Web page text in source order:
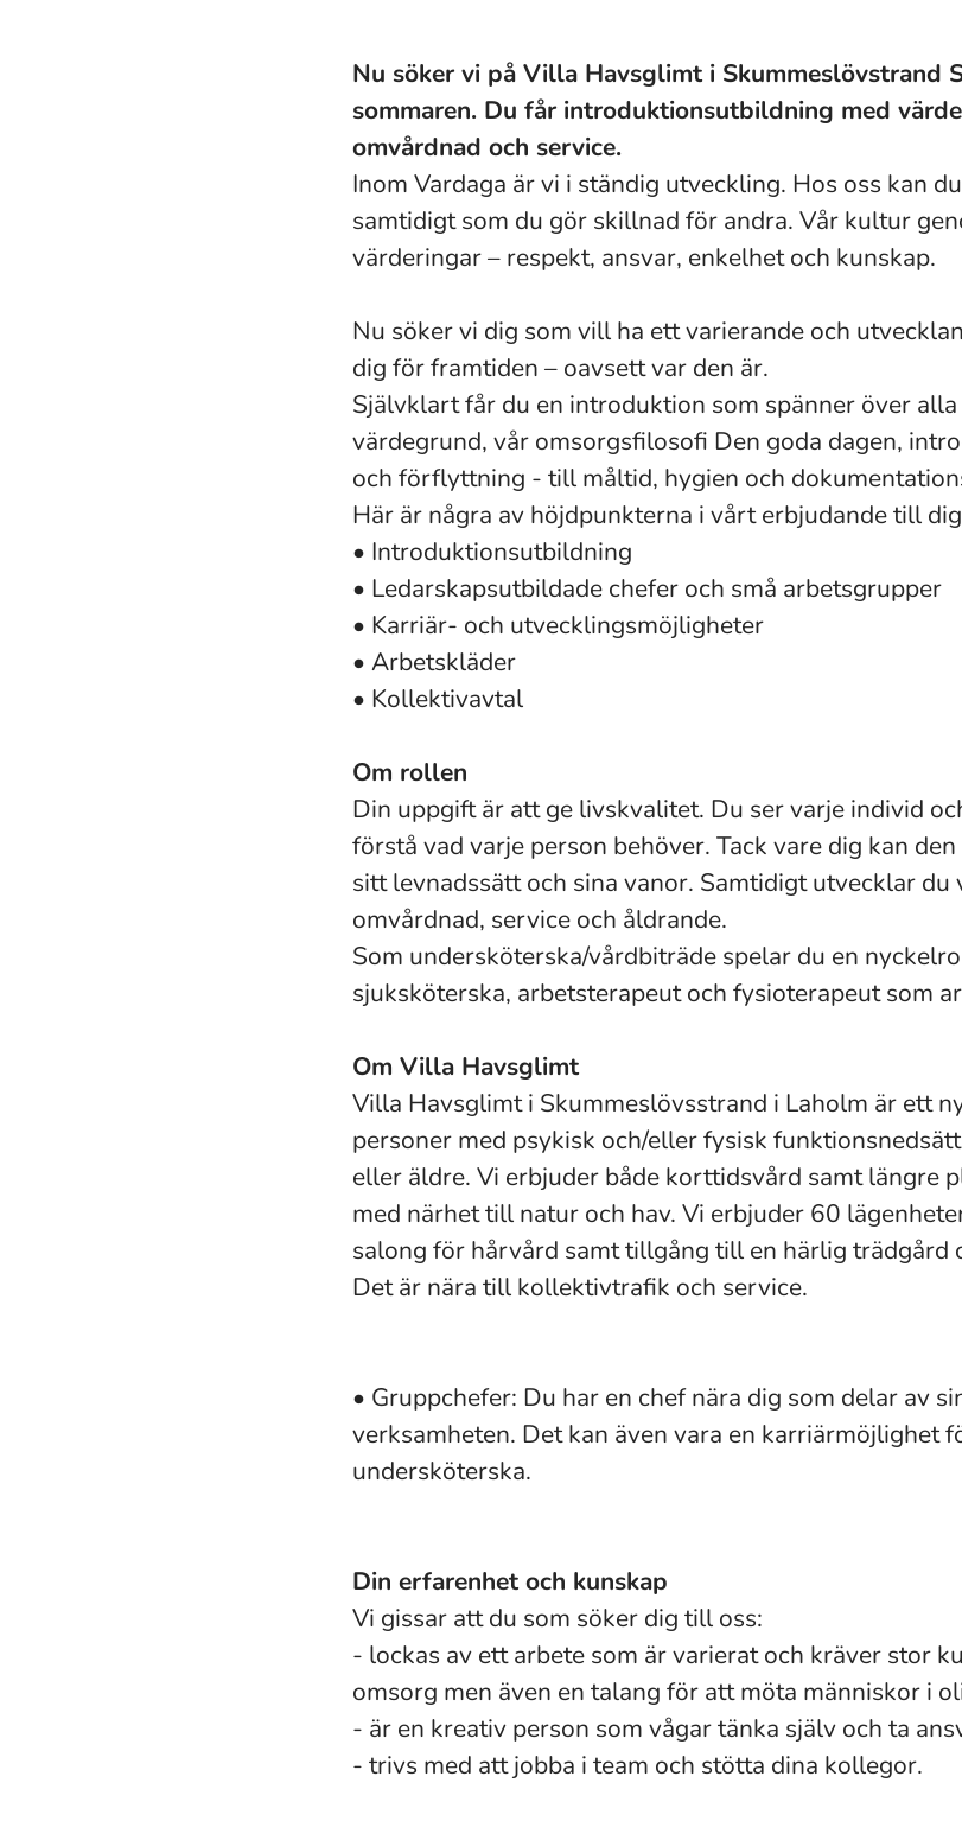
Nu söker vi på Villa Havsglimt i Skummeslövstrand
sommaren. Du får introduktionsutbildning med
omvårdnad och service.
Inom Vardaga är vi i ständig utveckling. Hos oss kan
samtidigt som du gör skillnad för andra. Vår kultur
värderingar – respekt, ansvar, enkelhet och kunskap.
Nu söker vi dig som vill ha ett varierande och
dig för framtiden – oavsett var den är.
Självklart får du en introduktion som spänner över
värdegrund, vår omsorgsfilosofi Den goda dagen,
och förflyttning - till måltid, hygien och
Här är några av höjdpunkterna i vårt erbjudande till
• Introduktionsutbildning
• Ledarskapsutbildade chefer och små arbetsgrupper
• Karriär- och utvecklingsmöjligheter
• Arbetskläder
• Kollektivavtal
Om rollen
Din uppgift är att ge livskvalitet. Du ser varje individ
förstå vad varje person behöver. Tack vare dig kan
sitt levnadssätt och sina vanor. Samtidigt utvecklar
omvårdnad, service och åldrande.
Som undersköterska/vårdbiträde spelar du en
sjuksköterska, arbetsterapeut och fysioterapeut som
Om Villa Havsglimt
Villa Havsglimt i Skummeslövsstrand i Laholm är ett
personer med psykisk och/eller fysisk
eller äldre. Vi erbjuder både korttidsvård samt längre
med närhet till natur och hav. Vi erbjuder 60
salong för hårvård samt tillgång till en härlig trädgård
Det är nära till kollektivtrafik och service.
• Gruppchefer: Du har en chef nära dig som delar av
verksamheten. Det kan även vara en karriärmöjlighet
undersköterska.
Din erfarenhet och kunskap
Vi gissar att du som söker dig till oss:
- lockas av ett arbete som är varierat och kräver stor
omsorg men även en talang för att möta människor i
- är en kreativ person som vågar tänka själv och ta
- trivs med att jobba i team och stötta dina kollegor.